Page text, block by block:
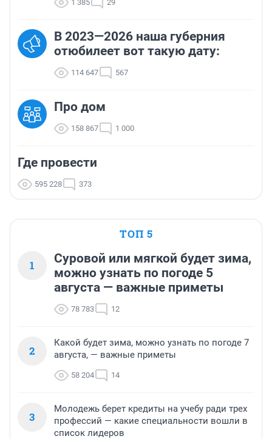
1 385 29
В 2023—2026 наша губерния
отюбилеет вот такую дату:
114 647 567
Про дом
158 867 1 000
Где провести
595 228 373
ТОП 5
1
Суровой или мягкой будет зима,
можно узнать по погоде 5
августа — важные приметы
78 783 12
2
Какой будет зима, можно узнать по погоде 7
августа, — важные приметы
58 204 14
3
Молодежь берет кредиты на учебу ради трех
профессий — какие специальности вошли в
список лидеров